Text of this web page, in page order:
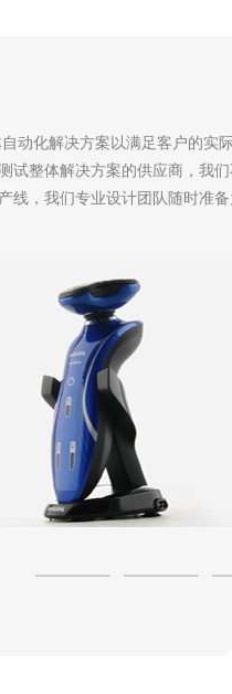
化解决方案以满足客户的实
试整体解决方案的供应商，我
，我们专业设计团队随时准备